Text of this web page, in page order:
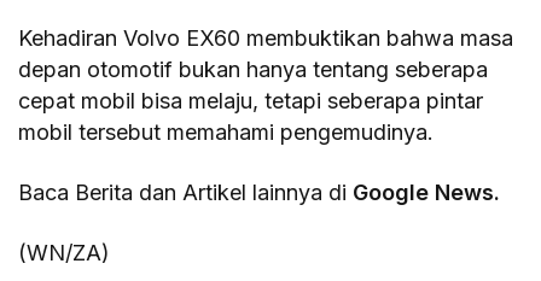
Kehadiran Volvo EX60 membuktikan bahwa masa
depan otomotif bukan hanya tentang seberapa
cepat mobil bisa melaju, tetapi seberapa pintar
mobil tersebut memahami pengemudinya.
Baca Berita dan Artikel lainnya di Google News.
(WN/ZA)